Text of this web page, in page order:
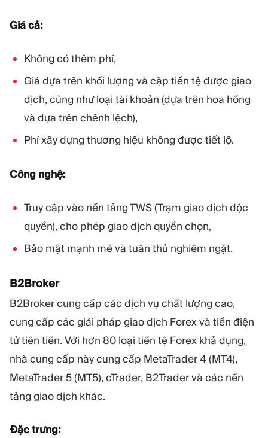
Giá cả:
Không có thêm phí,
Giá dựa trên khối lượng và cặp tiền tệ được giao
dịch, cũng như loại tài khoản (dựa trên hoa hồng
và dựa trên chênh lệch),
Phí xây dựng thương hiệu không được tiết lộ.
Công nghệ:
Truy cập vào nền tảng TWS (Trạm giao dịch độc
quyền), cho phép giao dịch quyền chọn,
Bảo mật mạnh mẽ và tuân thủ nghiêm ngặt.
B2Broker
B2Broker cung cấp các dịch vụ chất lượng cao,
cung cấp các giải pháp giao dịch Forex và tiền điện
tử tiên tiến. Với hơn 80 loại tiền tệ Forex khả dụng,
nhà cung cấp này cung cấp MetaTrader 4 (MT4),
MetaTrader 5 (MT5), cTrader, B2Trader và các nền
tảng giao dịch khác.
Đặc trưng: